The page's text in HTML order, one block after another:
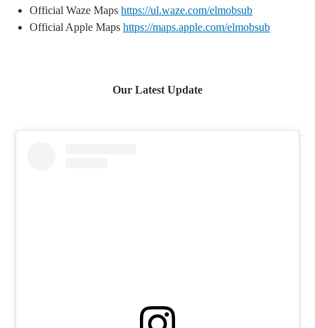
Official Waze Maps https://ul.waze.com/elmobsub
Official Apple Maps https://maps.apple.com/elmobsub
Our Latest Update